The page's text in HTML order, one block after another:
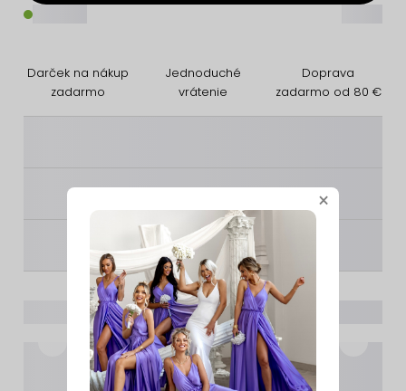
Darček na nákup
zadarmo
Jednoduché
vrátenie
Doprava
zadarmo od 80 €
________ ×